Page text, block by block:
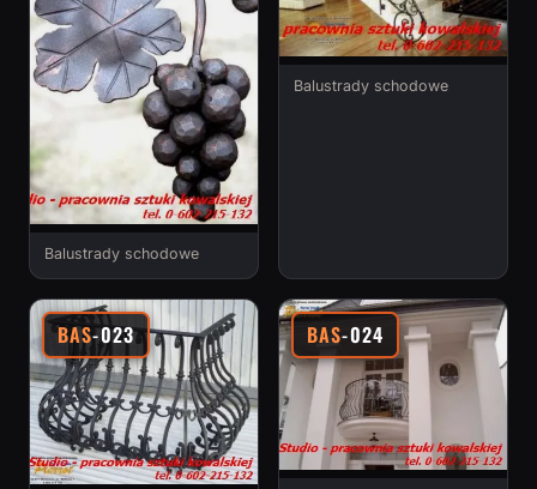
Balustrady schodowe
Balustrady schodowe
BAS-023 BAS-024